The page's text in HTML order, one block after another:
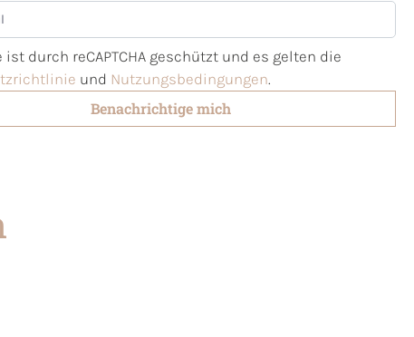
ist durch reCAPTCHA geschützt und es gelten die
und Nutzungsbedingungen.
Benachrichtige mich